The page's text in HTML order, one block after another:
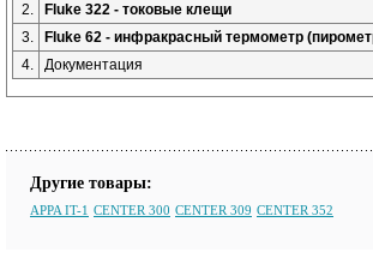
2. Fluke 322 - токовые клещи
3.
Fluke 62 - инфракрасный термометр
4.
Документация
Другие товары:
APPA IT-1 CENTER 300 CENTER 309 CENTER 352